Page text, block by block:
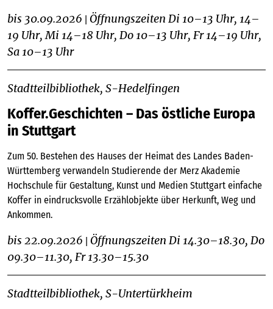
bis 30.09.2026 Öffnungszeiten Di 10–13 Uhr, 14–
19 Uhr, Mi 14–18 Uhr, Do 10–13 Uhr, Fr 14–19 Uhr,
Sa 10–13 Uhr
Stadtteilbibliothek, S-Hedelfingen
Koffer.Geschichten – Das östliche Europa
in Stuttgart
Zum 50. Bestehen des Hauses der Heimat des Landes Baden-
Württemberg verwandeln Studierende der Merz Akademie
Hochschule für Gestaltung, Kunst und Medien Stuttgart einfache
Koffer in eindrucksvolle Erzählobjekte über Herkunft, Weg und
Ankommen.
bis 22.09.2026 Öffnungszeiten Di 14.30–18.30, Do
09.30–11.30, Fr 13.30–15.30
Stadtteilbibliothek, S-Untertürkheim